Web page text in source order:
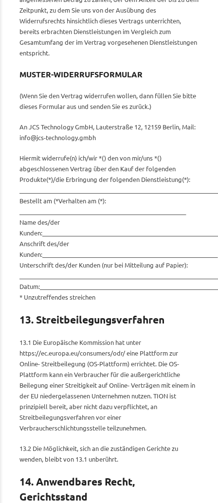
Zeitpunkt, zu dem Sie uns von der Ausübung des
Widerrufsrechts hinsichtlich dieses Vertrags unterrichten,
bereits erbrachten Dienstleistungen im Vergleich zum
Gesamtumfang der im Vertrag vorgesehenen Dienstleistungen
entspricht.
MUSTER-WIDERRUFSFORMULAR
(Wenn Sie den Vertrag widerrufen wollen, dann füllen Sie bitte
dieses Formular aus und senden Sie es zurück.)
An JCS Technology GmbH, Lauterstraße 12, 12159 Berlin, Mail:
info@jcs-technology.gmbh
Hiermit widerrufe(n) ich/wir *() den von mir/uns *()
abgeschlossenen Vertrag über den Kauf der folgenden
Produkte(*)/die Erbringung der folgenden Dienstleistung(*):
Bestellt am (*Verhalten am (*):
Name des/der
Anschrift des/der
Kunden:____________________________________________________________
Unterschrift des/der Kunden (nur bei Mitteilung auf Papier):
* Unzutreffendes streichen
13. Streitbeilegungsverfahren
13.1 Die Europäische Kommission hat unter
https://ec.europa.eu/consumers/odr/ eine Plattform zur
Online- Streitbeilegung (OS-Plattform) errichtet. Die OS-
Plattform kann ein Verbraucher für die außergerichtliche
Beilegung einer Streitigkeit auf Online- Verträgen mit einem in
der EU niedergelassenen Unternehmen nutzen. TION ist
prinzipiell bereit, aber nicht dazu verpflichtet, an
Streitbeilegungsverfahren vor einer
Verbraucherschlichtungsstelle teilzunehmen.
13.2 Die Möglichkeit, sich an die zuständigen Gerichte zu
wenden, bleibt von 13.1 unberührt.
14. Anwendbares Recht,
Gerichtsstand